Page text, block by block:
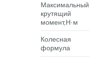
Максимальный
крутящий
момент,Н·м
Колесная
формула